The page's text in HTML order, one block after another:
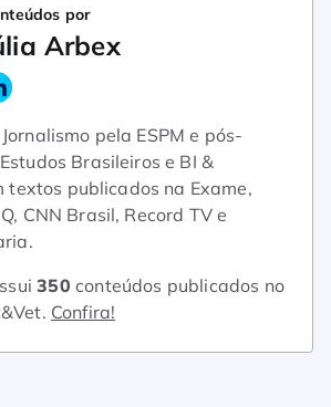
por
Arbex
pela ESPM e pós-
Brasileiros e BI &
textos publicados na Exame,
CNN Brasil, Record TV e
350 conteúdos publicados no
Confira!